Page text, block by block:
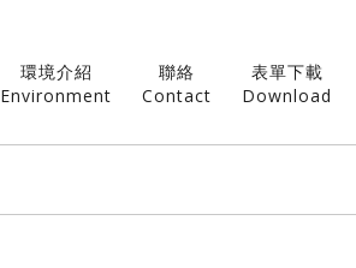
環境介紹
Environment
聯絡
Contact
表單下載
Download